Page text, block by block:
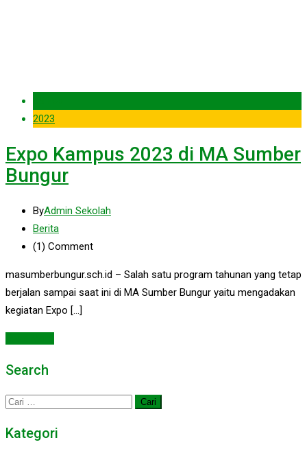
2023
Expo Kampus 2023 di MA Sumber
Bungur
ByAdmin Sekolah
Berita
(1) Comment
masumberbungur.sch.id – Salah satu program tahunan yang tetap
berjalan sampai saat ini di MA Sumber Bungur yaitu mengadakan
kegiatan Expo […]
Search
Cari
Kategori